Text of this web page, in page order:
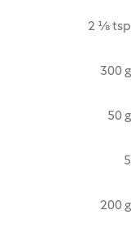
2 ⅛ tsp
300 g
50 g
5
200 g